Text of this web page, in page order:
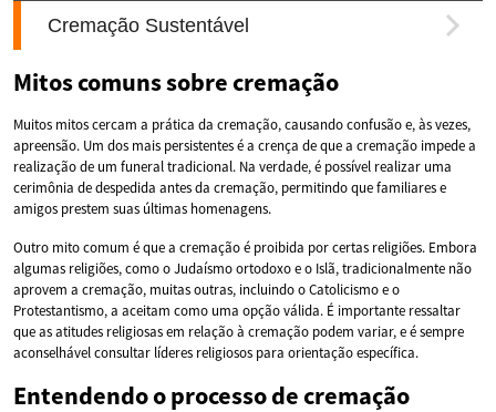
Mitos comuns sobre cremação
Muitos mitos cercam a prática da cremação, causando confusão e, às vezes,
apreensão. Um dos mais persistentes é a crença de que a cremação impede a
realização de um funeral tradicional. Na verdade, é possível realizar uma
cerimônia de despedida antes da cremação, permitindo que familiares e
amigos prestem suas últimas homenagens.
Outro mito comum é que a cremação é proibida por certas religiões. Embora
algumas religiões, como o Judaísmo ortodoxo e o Islã, tradicionalmente não
aprovem a cremação, muitas outras, incluindo o Catolicismo e o
Protestantismo, a aceitam como uma opção válida. É importante ressaltar
que as atitudes religiosas em relação à cremação podem variar, e é sempre
aconselhável consultar líderes religiosos para orientação específica.
Entendendo o processo de cremação